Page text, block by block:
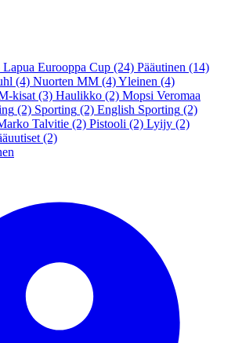
Lapua Eurooppa Cup (24) Pääutinen (14)
(4) Nuorten MM (4)Yleinen (4)
kisat (3) Haulikko (2) Mopsi Veromaa
(2) Sporting (2) English Sporting (2)
Talvitie (2) Pistooli (2) Lyijy (2)
(2)